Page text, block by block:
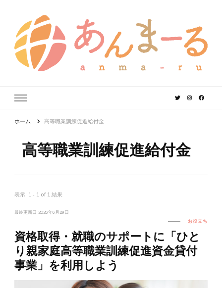
ホーム 高等職業訓練促進給付金
高等職業訓練促進給付金
表示: 1 - 1 of 1 結果
最終更新日 2026年6月29日
お役立ち
資格取得・就職のサポートに「ひと
り親家庭高等職業訓練促進資金貸付
事業」を利用しよう